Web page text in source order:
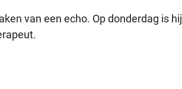
van een echo. Op donderdag is hij